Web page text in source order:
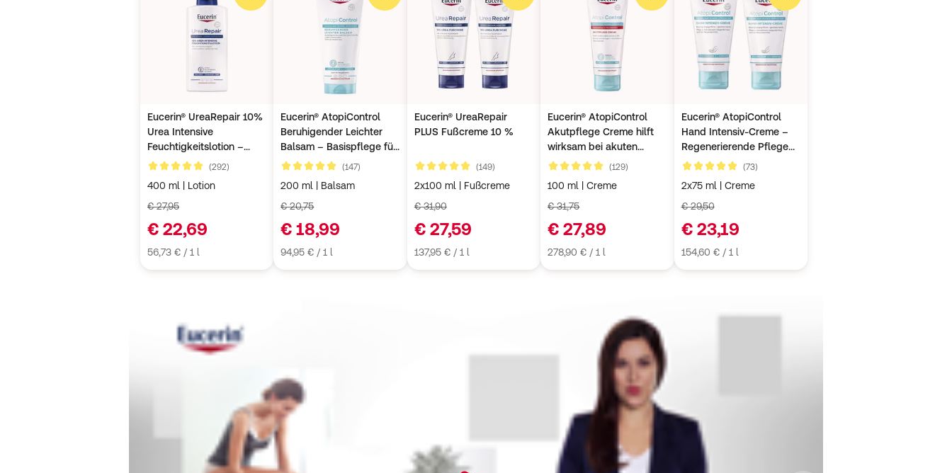
Eucerin® UreaRepair 10%
Urea Intensive
Feuchtigkeitslotion –
Körperlotion für sehr
trockene Haut + Eucerin
AtopiControl Hydro
Lotion 20ml GRATIS
4,7 von 5 (292) Kundenbewertungen
400 ml | Lotion
€ 27,95
€ 22,69
56,73 € / 1 l
Eucerin® AtopiControl
Beruhigender Leichter
Balsam – Basispflege für
Neurodermitis und sehr
4,8 von 5 (147) Kundenbewertungen
200 ml | Balsam
€ 20,75
€ 18,99
94,95 € / 1 l
Eucerin® UreaRepair
PLUS Fußcreme 10 %
4,9 von 5 (149)Kundenbewertungen
2x100 ml | Fußcreme
€ 31,90
€ 27,59
137,95 € / 1 l
Eucerin® AtopiControl
Akutpflege Creme hilft
wirksam bei akuten
Neurodermitisschüben,
Hautrötungen und
Entzündungen
4,6 von 5 (129) Kundenbewertungen
100 ml | Creme
€ 31,75
€ 27,89
278,90 € / 1 l
Eucerin® AtopiControl
Hand Intensiv-Creme –
Regenerierende Pflege
für angegriffene &
4,8 von 5 (73)Kundenbewertungen
2x75 ml | Creme
€ 29,50
€ 23,19
154,60 € / 1 l